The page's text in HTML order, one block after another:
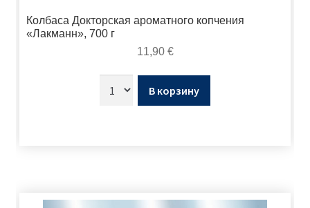
Колбаса Докторская ароматного копчения
«Лакманн», 700 г
11,90 €
В корзину